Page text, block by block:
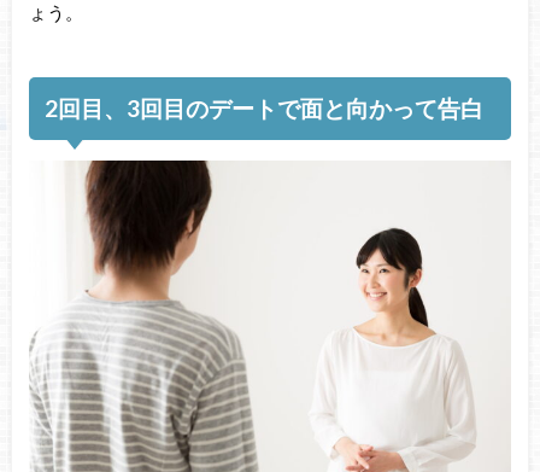
ょう。
2回目、3回目のデートで面と向かって告白